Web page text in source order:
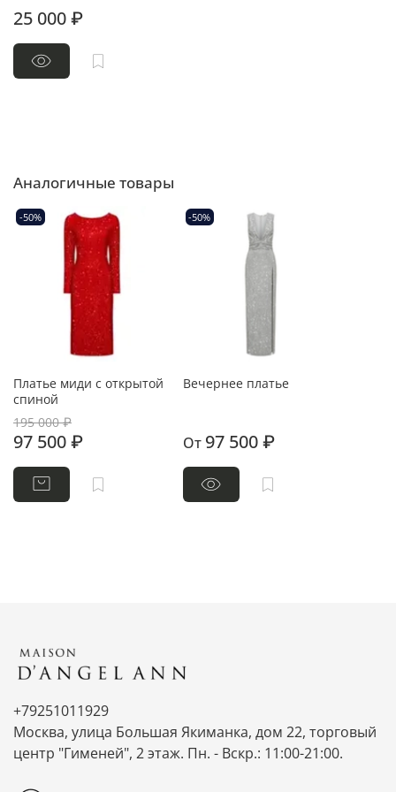
25 000 ₽
Аналогичные товары
-50%
Платье миди с открытой
спиной
195 000 ₽
97 500 ₽
-50%
Вечернее платье
От 97 500 ₽
+79251011929
Москва, улица Большая Якиманка, дом 22, торговый
центр "Гименей", 2 этаж. Пн. - Вскр.: 11:00-21:00.